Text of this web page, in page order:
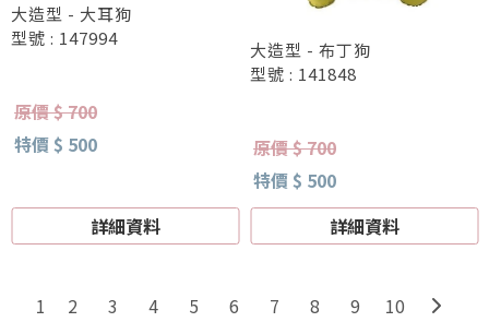
大造型 - 大耳狗
型號 : 147994
原價 $ 700
特價 $ 500
詳細資料
大造型 - 布丁狗
型號 : 141848
原價 $ 700
特價 $ 500
詳細資料
1 2 3 4 5 6 7 8 9 10